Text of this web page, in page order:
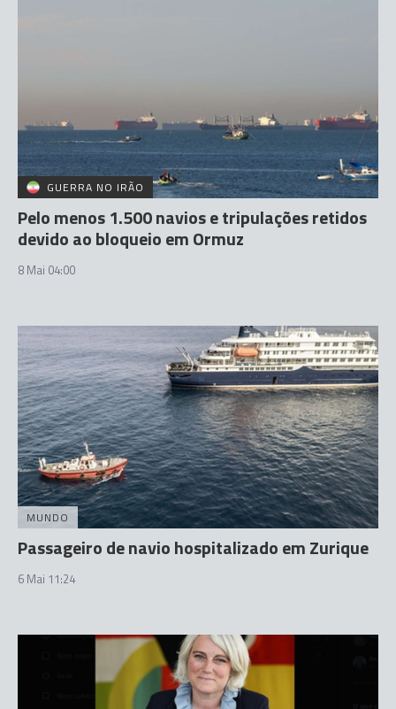
GUERRA NO IRÃO
Pelo menos 1.500 navios e tripulações retidos
devido ao bloqueio em Ormuz
8 Mai 04:00
MUNDO
Passageiro de navio hospitalizado em Zurique
6 Mai 11:24